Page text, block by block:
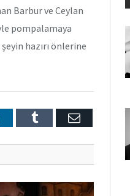
Barbur ve Ceylan
pompalamaya
hazırı önlerine
Tumblr E-